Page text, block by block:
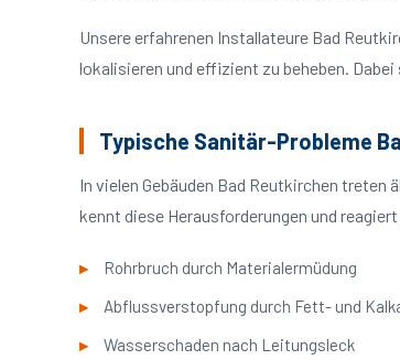
Unsere erfahrenen Installateure Bad
lokalisieren und effizient zu beheben.
Typische Sanitär-Probleme
In vielen Gebäuden Bad Reutkirchen
kennt diese Herausforderungen und
Rohrbruch durch Materialermüdung
Abflussverstopfung durch Fett- und
Wasserschaden nach Leitungsleck